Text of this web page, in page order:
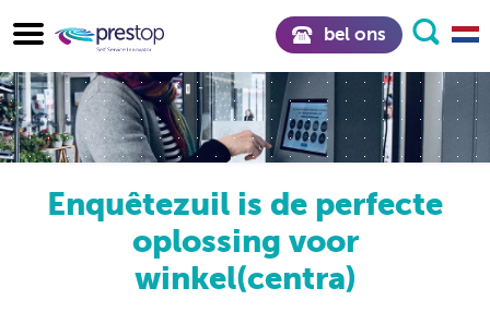
bel ons
Enquêtezuil is de perfecte
oplossing voor
winkel(centra)